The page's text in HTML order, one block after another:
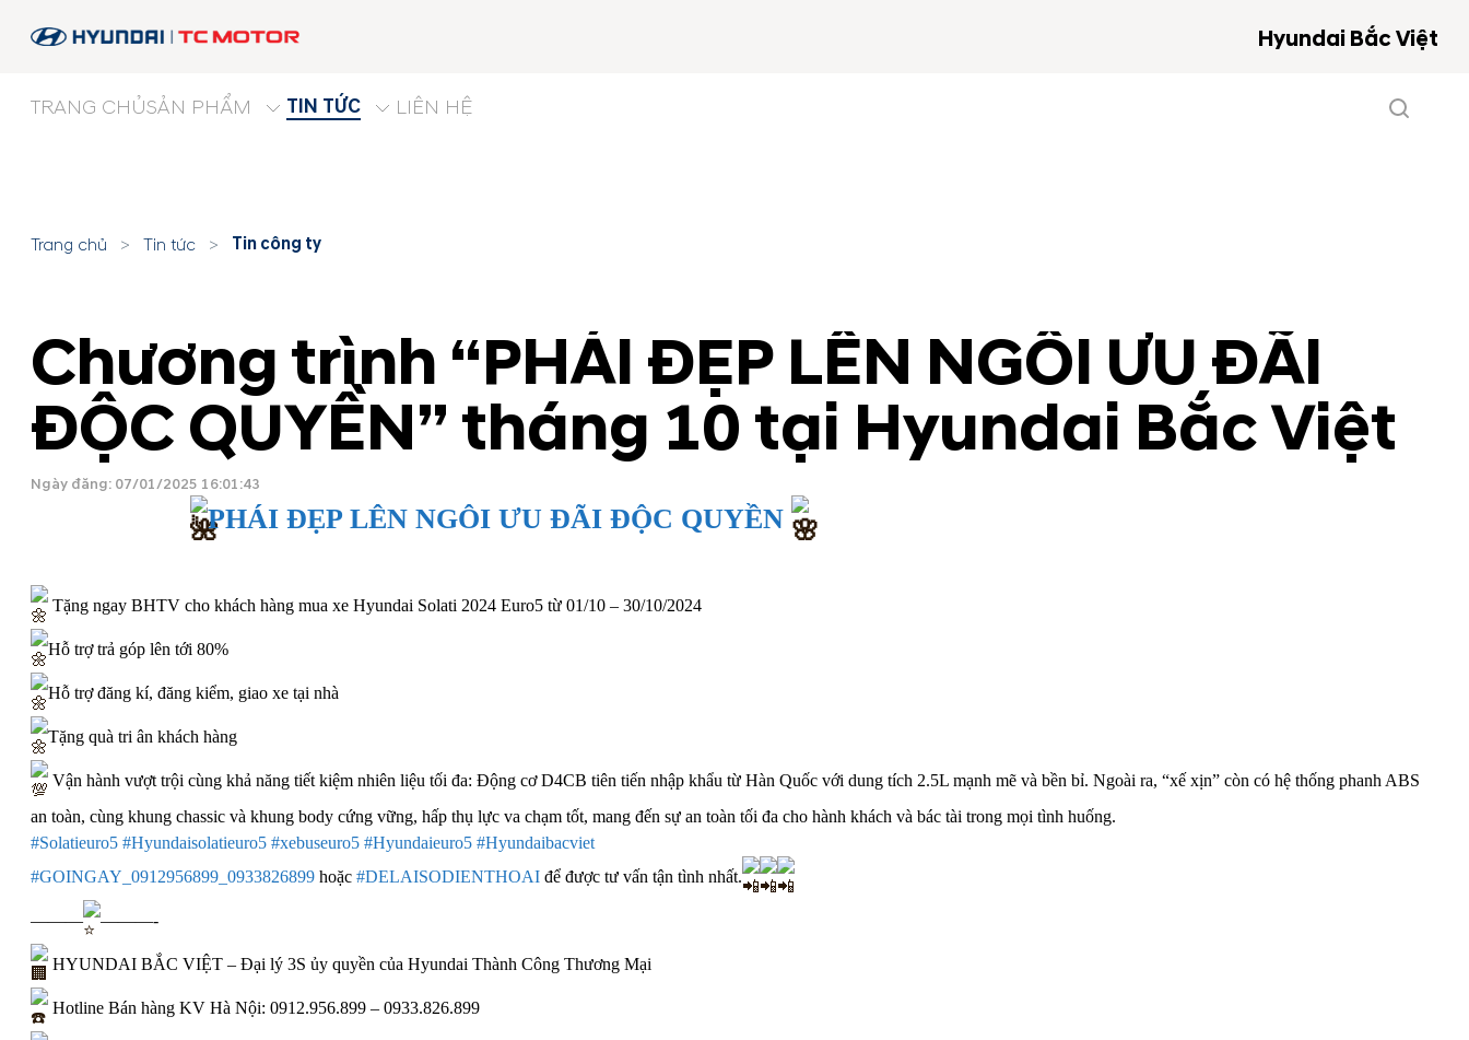
Hyundai Bắc Việt
TRANG CHỦSẢN PHẨM TIN TỨC LIÊN HỆ
Trang chủ > Tin tức > Tin công ty
Chương trình “PHÁI ĐẸP LÊN NGÔI ƯU ĐÃI
ĐỘC QUYỀN” tháng 10 tại Hyundai Bắc Việt
Ngày đăng: 07/01/2025 16:01:43
PHÁI ĐẸP LÊN NGÔI ƯU ĐÃI ĐỘC QUYỀN
Tặng ngay BHTV cho khách hàng mua xe Hyundai Solati 2024 Euro5 từ 01/10 – 30/10/2024
Hỗ trợ trả góp lên tới 80%
Hỗ trợ đăng kí, đăng kiểm, giao xe tại nhà
Tặng quà tri ân khách hàng
Vận hành vượt trội cùng khả năng tiết kiệm nhiên liệu tối đa: Động cơ D4CB tiên tiến nhập khẩu từ Hàn Quốc với dung tích 2.5L mạnh mẽ và bền bỉ. Ngoài ra, “xế xịn” còn có hệ thống phanh ABS
an toàn, cùng khung chassic và khung body cứng vững, hấp thụ lực va chạm tốt, mang đến sự an toàn tối đa cho hành khách và bác tài trong mọi tình huống.
#Solatieuro5 #Hyundaisolatieuro5 #xebuseuro5 #Hyundaieuro5 #Hyundaibacviet
#GOINGAY_0912956899_0933826899 hoặc #DELAISODIENTHOAI để được tư vấn tận tình nhất.
——— ———-
HYUNDAI BẮC VIỆT – Đại lý 3S ủy quyền của Hyundai Thành Công Thương Mại
Hotline Bán hàng KV Hà Nội: 0912.956.899 – 0933.826.899